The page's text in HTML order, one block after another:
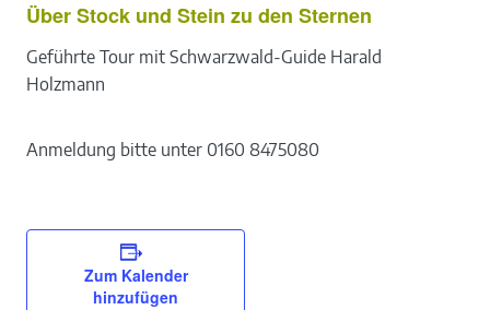
Über Stock und Stein zu den Sternen
Geführte Tour mit Schwarzwald-Guide Harald
Holzmann
Anmeldung bitte unter 0160 8475080
Zum Kalender
hinzufügen